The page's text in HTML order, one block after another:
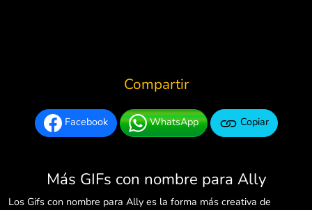
Compartir
Facebook WhatsApp Copiar
Más GIFs con nombre para Ally
Los Gifs con nombre para Ally es la forma más creativa de